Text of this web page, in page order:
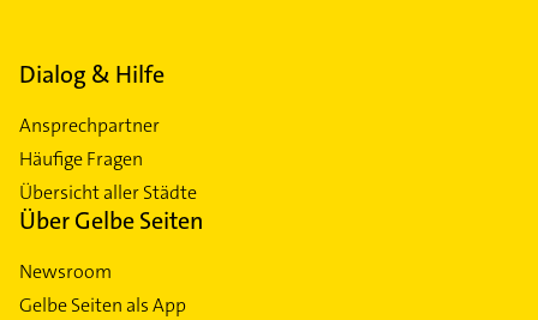
Dialog & Hilfe
Ansprechpartner
Häufige Fragen
Übersicht aller Städte
Über Gelbe Seiten
Newsroom
Gelbe Seiten als App